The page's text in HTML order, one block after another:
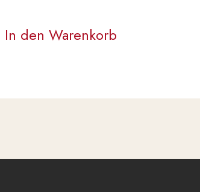
In den Warenkorb